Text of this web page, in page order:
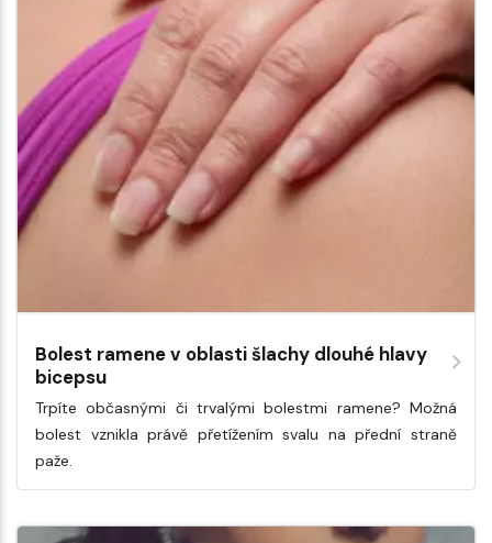
Bolest ramene v oblasti šlachy dlouhé hlavy
bicepsu
Trpíte občasnými či trvalými bolestmi ramene? Možná
bolest vznikla právě přetížením svalu na přední straně
paže.